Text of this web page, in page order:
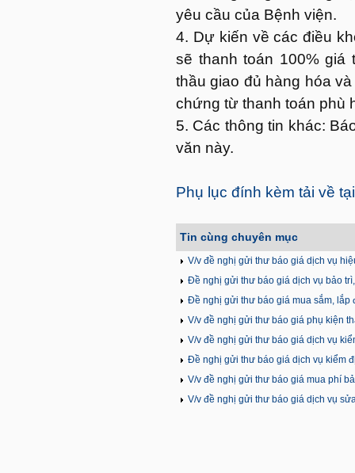
yêu cầu của Bệnh viện.
4. Dự kiến về các điều
sẽ thanh toán 100%
thầu giao đủ hàng hóa
chứng từ thanh toán phù
5. Các thông tin khác:
văn này.
Phụ lục đính kèm tải về
Tin cùng chuyên mục
V/v đề nghị gửi thư báo giá dịch vụ
Đề nghị gửi thư báo giá dịch vụ bảo
Đề nghị gửi thư báo giá mua sắm, lắp
của TTYT Hoành sơn sau tiếp nhận
V/v đề nghị gửi thư báo giá phụ kiện
V/v đề nghị gửi thư báo giá dịch vụ
Đề nghị gửi thư báo giá dịch vụ kiểm
V/v đề nghị gửi thư báo giá mua phí
V/v đề nghị gửi thư báo giá dịch vụ